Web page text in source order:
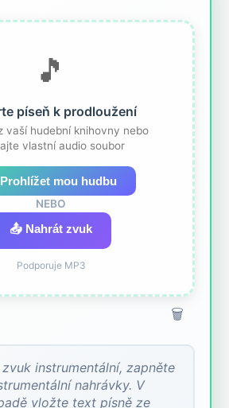
🎵
píseň k prodloužení
vaší hudební knihovny nebo
vlastní audio soubor
mou hudbu
NEBO
📤 Nahrát zvuk
Podporuje MP3
🗑️